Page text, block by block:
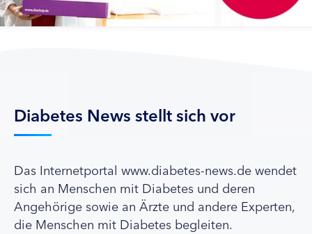
Diabetes News stellt sich vor
Das Internetportal www.diabetes-news.de wendet
sich an Menschen mit Diabetes und deren
Angehörige sowie an Ärzte und andere Experten,
die Menschen mit Diabetes begleiten.